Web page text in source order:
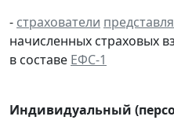
- страхователи
начисленных страховых
в составе ЕФС-1
Индивидуальный